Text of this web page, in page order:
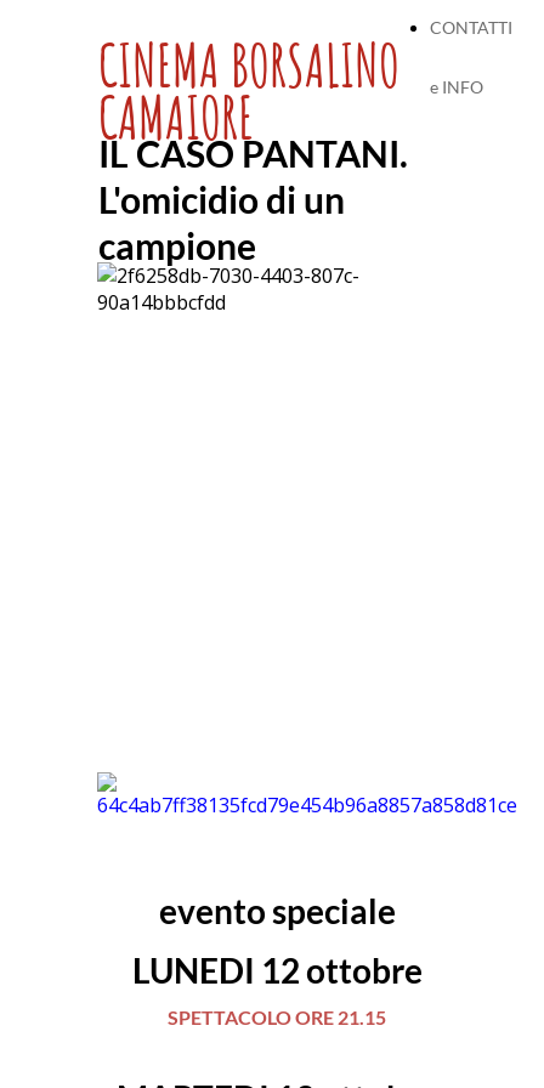
CONTATTI
e INFO
CINEMA BORSALINO
CAMAIORE
IL CASO PANTANI.
L'omicidio di un
campione
evento speciale
LUNEDI 12 ottobre
SPETTACOLO ORE 21.15